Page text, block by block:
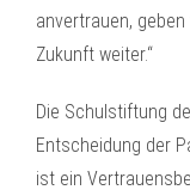
anvertrauen,
Zukunft weiter.“
Die Schulstiftung
Entscheidung der
ist ein